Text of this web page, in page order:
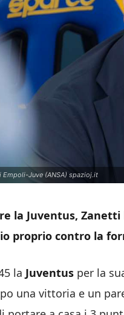
Juve (ANSA) spazioj.it
la Juventus,
proprio contro la
la Juventus per la
una vittoria e un